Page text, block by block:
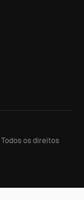
Todos os direitos